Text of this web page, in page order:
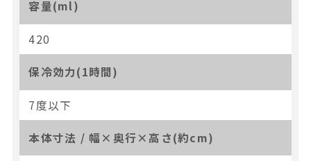
容量(ml)
420
保冷効力(1時間)
7度以下
本体寸法 / 幅×奥行×高さ(約cm)